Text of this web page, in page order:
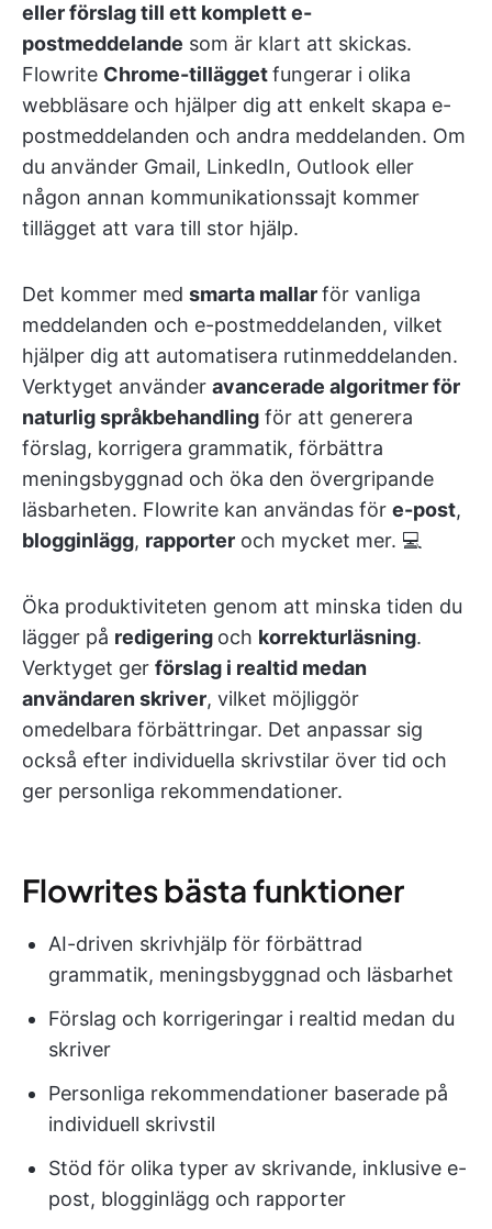
eller förslag till ett komplett e-
postmeddelande som är klart att skickas.
Flowrite Chrome-tilläggetfungerar i olika
webbläsare och hjälper dig att enkelt skapa e-
postmeddelanden och andra meddelanden. Om
du använder Gmail, LinkedIn, Outlook eller
någon annan kommunikationssajt kommer
tillägget att vara till stor hjälp.
Det kommer med smarta mallarför vanliga
meddelanden och e-postmeddelanden, vilket
hjälper dig att automatisera rutinmeddelanden.
Verktyget använder avancerade algoritmer för
naturlig språkbehandling för att generera
förslag, korrigera grammatik, förbättra
meningsbyggnad och öka den övergripande
läsbarheten. Flowrite kan användas för e-post,
blogginlägg, rapporter och mycket mer. 💻
Öka produktiviteten genom att minska tiden du
lägger på redigering och korrekturläsning.
Verktyget ger förslag i realtid medan
användaren skriver, vilket möjliggör
omedelbara förbättringar. Det anpassar sig
också efter individuella skrivstilar över tid och
ger personliga rekommendationer.
Flowrites bästa funktioner
AI-driven skrivhjälp för förbättrad
grammatik, meningsbyggnad och läsbarhet
Förslag och korrigeringar i realtid medan du
skriver
Personliga rekommendationer baserade på
individuell skrivstil
Stöd för olika typer av skrivande, inklusive e-
post, blogginlägg och rapporter